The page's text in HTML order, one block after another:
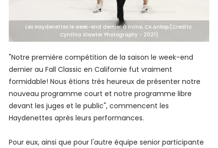
Les Haydenettes le week-end dernier à Irvine, CA.&nbsp;(Credits:
Cynthia Slawter Photography - 2021)
"Notre première compétition de la saison le week-end
dernier au Fall Classic en Californie fut vraiment
formidable! Nous étions très heureux de présenter notre
nouveau programme court et notre programme libre
devant les juges et le public", commencent les
Haydenettes après leurs performances.
Pour eux, ainsi que pour l'autre équipe senior participante